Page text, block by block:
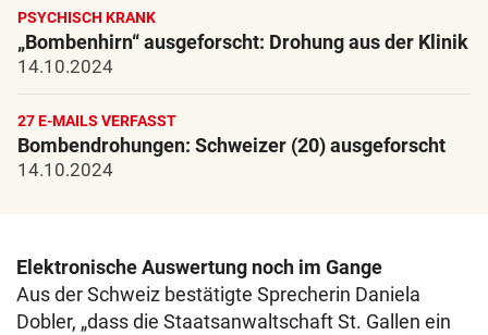
PSYCHISCH KRANK
„Bombenhirn“ ausgeforscht: Drohung aus der Klinik
14.10.2024
27 E-MAILS VERFASST
Bombendrohungen: Schweizer (20) ausgeforscht
14.10.2024
Elektronische Auswertung noch im Gange
Aus der Schweiz bestätigte Sprecherin Daniela
Dobler, „dass die Staatsanwaltschaft St. Gallen ein